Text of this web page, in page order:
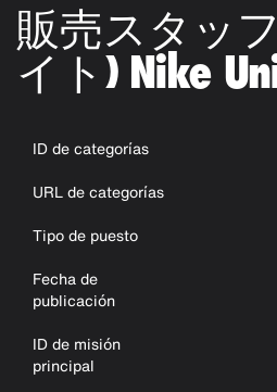
販売スタッ
イト) Nike
ID de categorías
URL de categorías
Tipo de puesto
Fecha de
publicación
ID de misión
principal